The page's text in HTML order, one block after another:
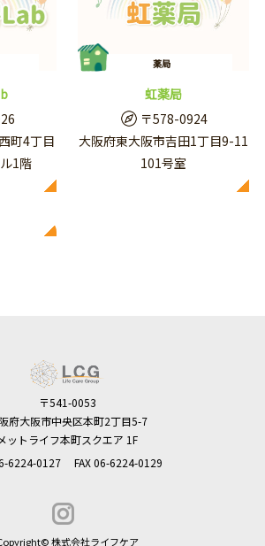
町4丁目
1階
薬局
虹薬局
〒578-0924
大阪府東大阪市吉田1丁目9-11
101号室
〒541-0053
府大阪市中央区本町2丁目5-7
メットライフ本町スクエア 1F
6224-0127 FAX 06-6224-0129
株式会社ライフケア